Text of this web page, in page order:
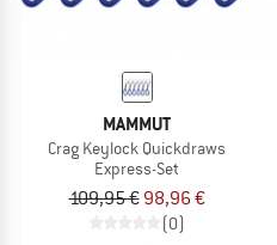
MAMMUT
Crag Keylock Quickdraws
Express-Set
109,95 € 98,96 €
(0)